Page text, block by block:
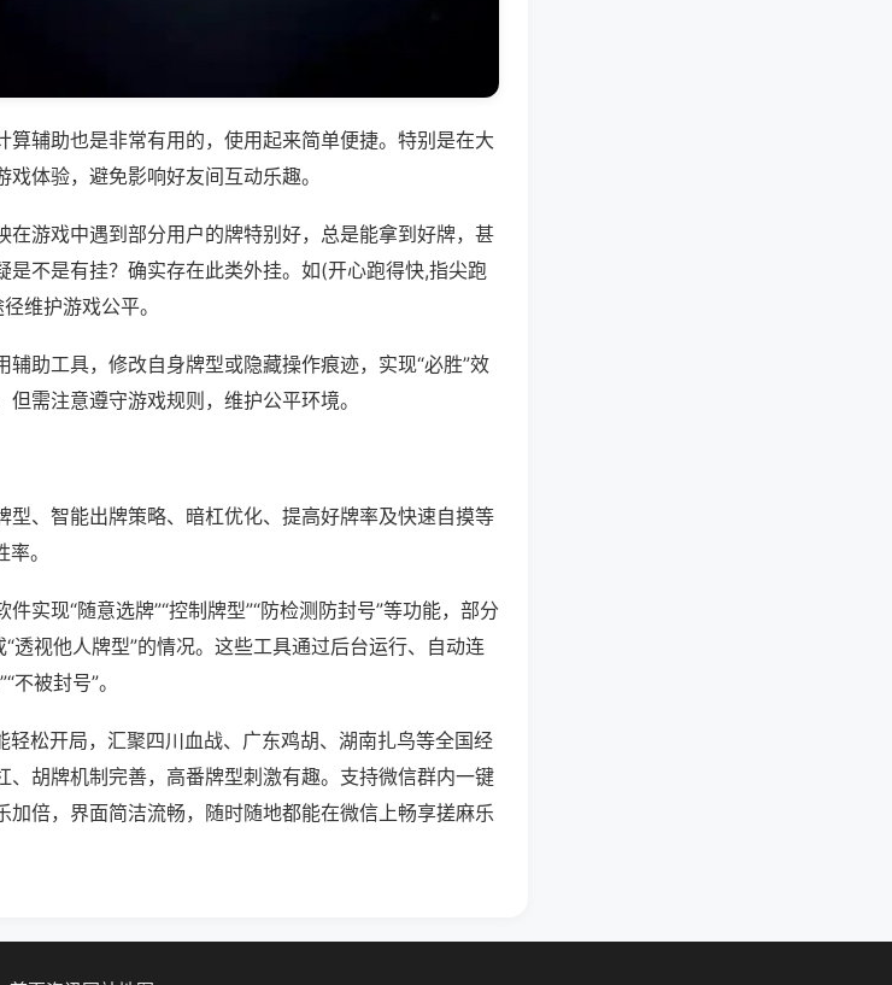
辅助也是非常有用的，使用起来简单便捷。特别是在大
体验，避免影响好友间互动乐趣。
游戏中遇到部分用户的牌特别好，总是能拿到好牌，甚
是不是有挂？确实存在此类外挂。如(开心跑得快,指尖跑
维护游戏公平。
助工具，修改自身牌型或隐藏操作痕迹，实现“必胜”效
需注意遵守游戏规则，维护公平环境。
、智能出牌策略、暗杠优化、提高好牌率及快速自摸等
。
实现“随意选牌”“控制牌型”“防检测防封号”等功能，部分
透视他人牌型”的情况。这些工具通过后台运行、自动连
被封号”。
松开局，汇聚四川血战、广东鸡胡、湖南扎鸟等全国经
胡牌机制完善，高番牌型刺激有趣。支持微信群内一键
倍，界面简洁流畅，随时随地都能在微信上畅享搓麻乐